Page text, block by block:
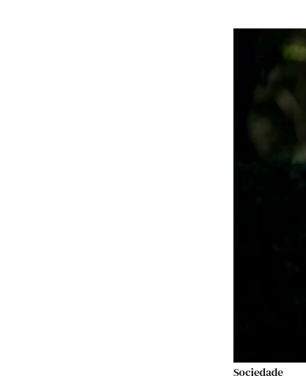
Sociedade